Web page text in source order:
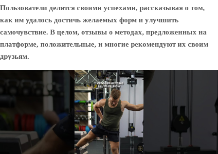
Пользователи делятся своими успехами, рассказывая о том,
как им удалось достичь желаемых форм и улучшить
самочувствие. В целом, отзывы о методах, предложенных на
платформе, положительные, и многие рекомендуют их своим
друзьям.